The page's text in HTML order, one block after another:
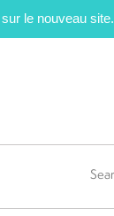
le nouveau site.